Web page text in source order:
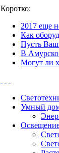
Коротко:
2017 еще
Как
Пусть
В
Могут ли
Умный